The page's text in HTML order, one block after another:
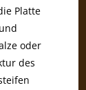
Platte
oder
des